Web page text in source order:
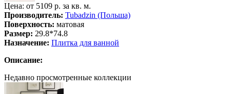
Цена: от 5109 р. за кв. м.
Производитель: Tubadzin (Польша)
Поверхность: матовая
Размер: 29.8*74.8
Назначение: Плитка для ванной
Описание:
Недавно просмотренные коллекции